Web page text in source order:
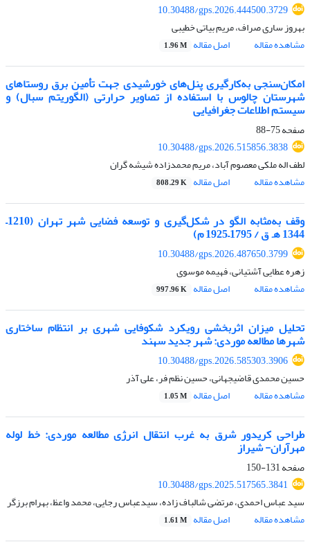
10.30488/gps.2026.444500.3729
بهروز ساری صراف، مریم بیاتی خطیبی
مشاهده مقاله
اصل مقاله 1.96 M
امکان‌سنجی به‌کارگیری پنل‌های خورشیدی جهت تأمین برق روستاهای
شهرستان چالوس با استفاده از تصاویر حرارتی (الگوریتم سبال) و
سیستم اطلاعات جغرافیایی
صفحه75-88
10.30488/gps.2026.515856.3838
لطف اله ملکی معصوم آباد، مریم محمدزاده شیشه گران
مشاهده مقاله
اصل مقاله 808.29 K
وقف به‌مثابه الگو در شکل‌گیری و توسعه فضایی شهر تهران (1210
–
1344ه‍. ق / 1795 –1925 م)
10.30488/gps.2026.487650.3799
زهره عطایی آشتیانی، فهیمه موسوی
مشاهده مقاله
اصل مقاله 997.96 K
تحلیل میزان اثربخشی رویکرد شکوفایی شهری بر انتظام ساختاری
شهرهامطالعه موردی: شهر جدید سهند
10.30488/gps.2026.585303.3906
حسین محمدی قاضیجهانی، حسین نظم فر، علی آذر
مشاهده مقاله
اصل مقاله 1.05 M
طراحی کریدور شرق به غرب انتقال انرژیمطالعه موردی: خط لوله
مهرآران- شیراز
صفحه131-150
10.30488/gps.2025.517565.3841
سید عباس احمدی، مرتضی شالباف زاده، سیدعباس رجایی، محمد واعظ، بهرام برزگر
مشاهده مقاله
اصل مقاله 1.61 M